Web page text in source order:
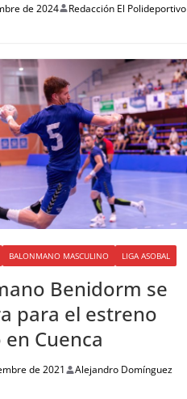
de 2024 Redacción El Polideportivo
BALONMANO MASCULINO LIGA ASOBAL
Benidorm se
para el estreno
Cuenca
de 2021 Alejandro Domínguez